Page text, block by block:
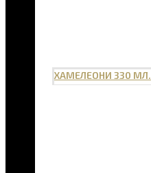
ХАМЕЛЕОНИ 330 МЛ.